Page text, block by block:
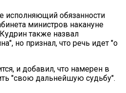
исполняющий обязанности
министров накануне
также назвал
но признал, что речь идет "о
и добавил, что намерен в
"свою дальнейшую судьбу".